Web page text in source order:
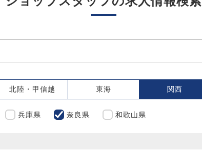
北陸・甲信越 東海 関西
兵庫県 奈良県 和歌山県